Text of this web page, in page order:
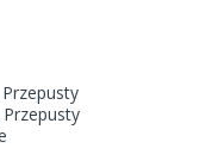
Przepusty
Przepusty